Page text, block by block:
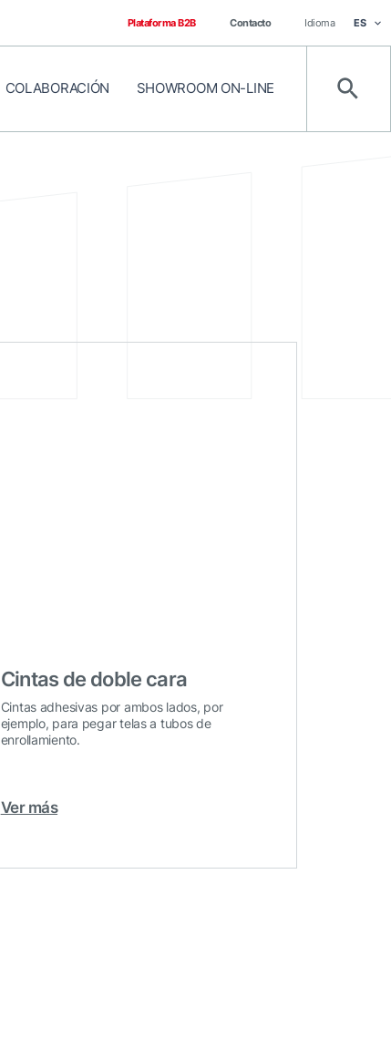
Plataforma B2B Contacto Idioma ES
COLABORACIÓN SHOWROOM ON-LINE
Cintas de doble cara
Cintas adhesivas por ambos lados, por
ejemplo, para pegar telas a tubos de
enrollamiento.
Ver más